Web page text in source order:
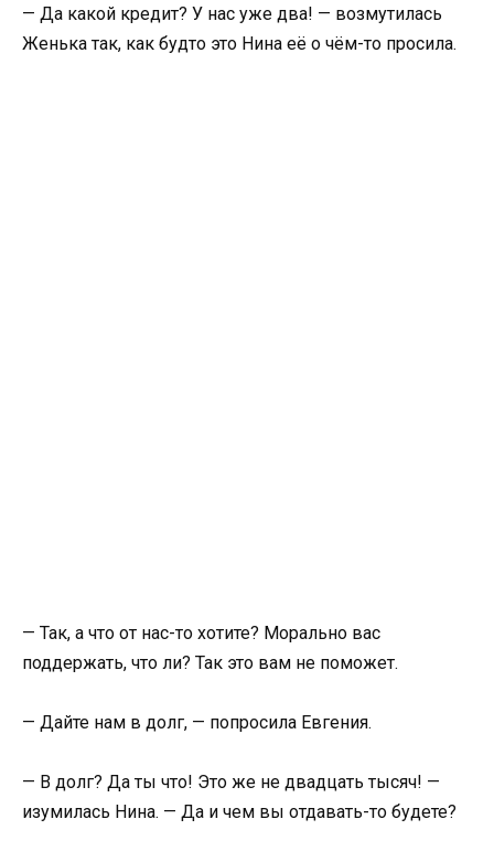
— Да какой кредит? У нас уже два! — возмутилась
Женька так, как будто это Нина её о чём-то просила.
— Так, а что от нас-то хотите? Морально вас
поддержать, что ли? Так это вам не поможет.
— Дайте нам в долг, — попросила Евгения.
— В долг? Да ты что! Это же не двадцать тысяч! —
изумилась Нина. — Да и чем вы отдавать-то будете?